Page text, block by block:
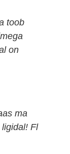
toob
on
ma
Fl